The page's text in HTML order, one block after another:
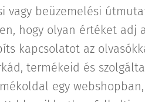
vagy beüzemelési
hogy olyan értéket adj
kapcsolatot az
termékeid és
egy